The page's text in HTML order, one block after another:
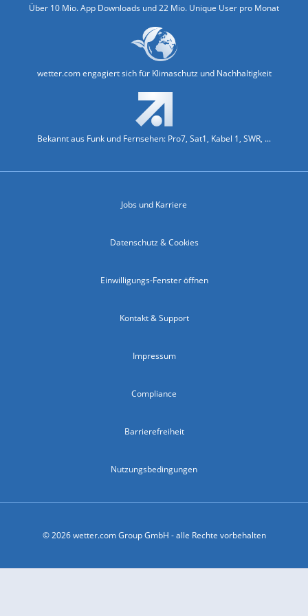
Über 10 Mio. App Downloads und 22 Mio. Unique User pro Monat
wetter.com engagiert sich für Klimaschutz und Nachhaltigkeit
Bekannt aus Funk und Fernsehen: Pro7, Sat1, Kabel 1, SWR, ...
Jobs und Karriere
Datenschutz & Cookies
Einwilligungs-Fenster öffnen
Kontakt & Support
Impressum
Compliance
Barrierefreiheit
Nutzungsbedingungen
© 2026 wetter.com Group GmbH - alle Rechte vorbehalten